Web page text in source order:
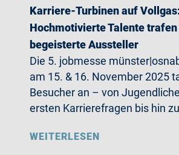
Karriere-Turbinen auf
Hochmotivierte Talente
begeisterte Aussteller
Die 5. jobmesse
am 15. & 16. November 2025
Besucher an – von
ersten Karrierefragen bis hin
WEITERLESEN